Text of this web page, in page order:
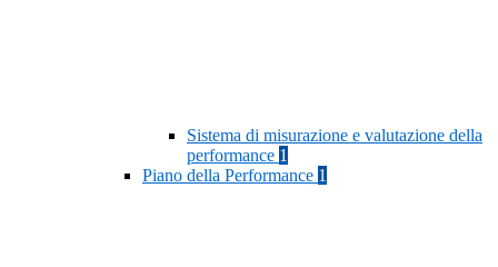
Sistema di misurazione e valutazione della
performance 1
Piano della Performance 1